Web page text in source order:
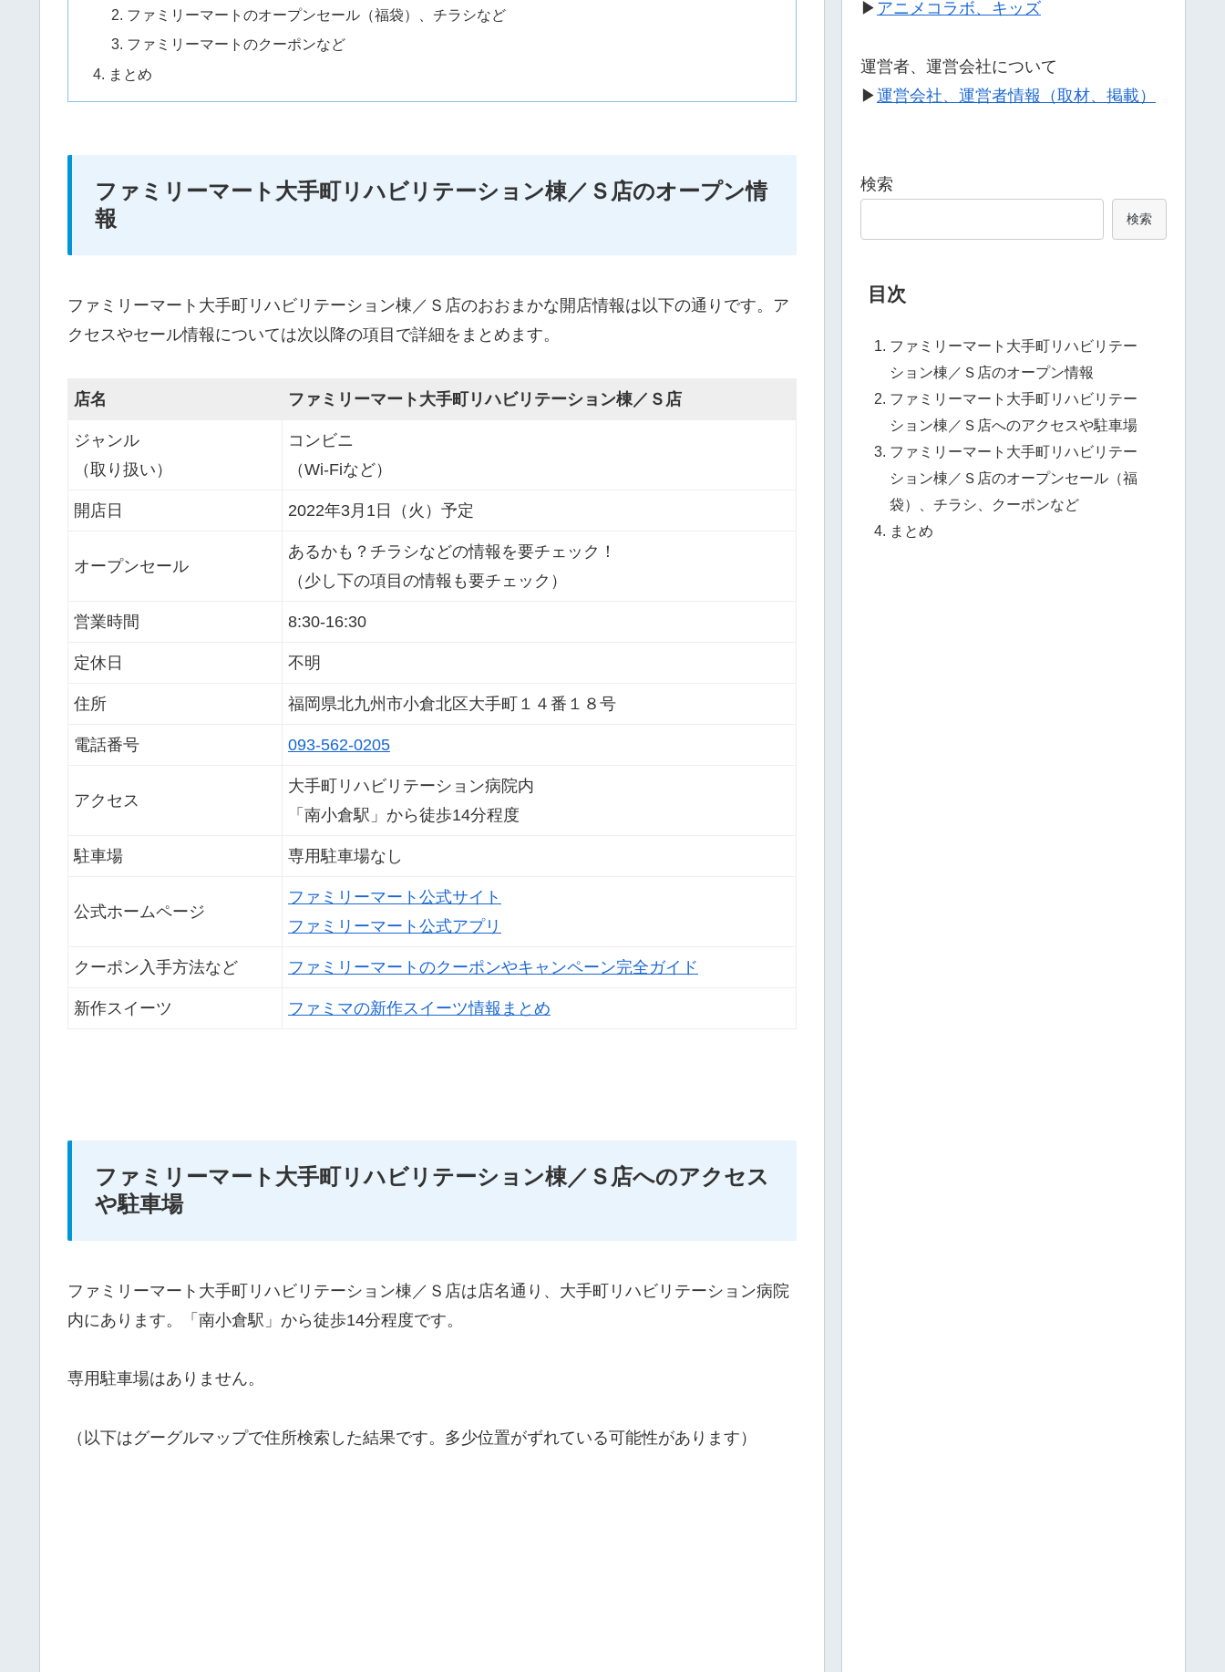
ファミリーマートのオープンセール（福袋）、チラシなど
ファミリーマートのクーポンなど
まとめ
ファミリーマート大手町リハビリテーション棟／Ｓ店のオープン情
報
ファミリーマート大手町リハビリテーション棟／Ｓ店のおおまかな開店情報は以下の通りです。ア
クセスやセール情報については次以降の項目で詳細をまとめます。
店名 ファミリーマート大手町リハビリテーション棟／Ｓ店
ジャンル
（取り扱い）
コンビニ
（Wi-Fiなど）
開店日 2022年3月1日（火）予定
オープンセール
あるかも？チラシなどの情報を要チェック！
（少し下の項目の情報も要チェック）
営業時間 8:30-16:30
定休日 不明
住所 福岡県北九州市小倉北区大手町１４番１８号
電話番号 093-562-0205
アクセス
大手町リハビリテーション病院内
「南小倉駅」から徒歩14分程度
駐車場 専用駐車場なし
公式ホームページ
ファミリーマート公式サイト
ファミリーマート公式アプリ
クーポン入手方法など ファミリーマートのクーポンやキャンペーン完全ガイド
新作スイーツ ファミマの新作スイーツ情報まとめ
ファミリーマート大手町リハビリテーション棟／Ｓ店へのアクセス
や駐車場
ファミリーマート大手町リハビリテーション棟／Ｓ店は店名通り、大手町リハビリテーション病院
内にあります。「南小倉駅」から徒歩14分程度です。
専用駐車場はありません。
（以下はグーグルマップで住所検索した結果です。多少位置がずれている可能性があります）
▶ アニメコラボ、キッズ
運営者、運営会社について
▶運営会社、運営者情報（取材、掲載）
検索
検索
目次
ファミリーマート大手町リハビリテー
ション棟／Ｓ店のオープン情報
ファミリーマート大手町リハビリテー
ション棟／Ｓ店へのアクセスや駐車場
ファミリーマート大手町リハビリテー
ション棟／Ｓ店のオープンセール（福
袋）、チラシ、クーポンなど
まとめ